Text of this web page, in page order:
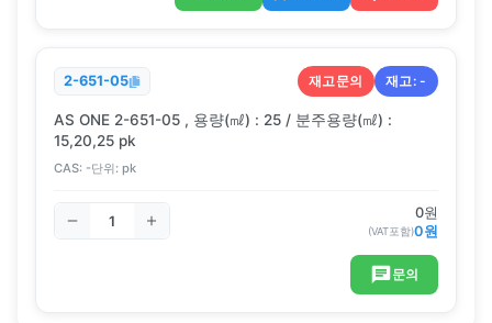
2-651-05 재고문의 재고:-
AS ONE 2-651-05 , 용량(㎖) : 25 / 분주용량(㎖) :
15,20,25 pk
CAS: -단위: pk
0원
(VAT포함)0원
문의